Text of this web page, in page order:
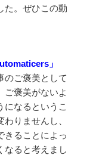
た。ぜひこの動
」
のご褒美として
ご褒美がないよ
になるというこ
りませんし、
きることによっ
なると考えまし